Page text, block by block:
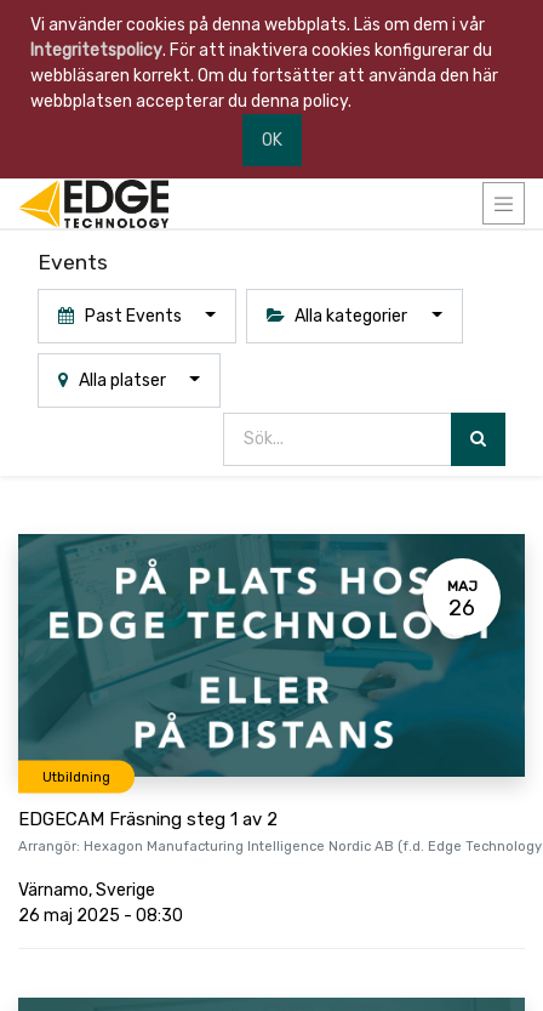
Vi använder cookies på denna webbplats. Läs om dem i vår
Integritetspolicy. För att inaktivera cookies konfigurerar du
webbläsaren korrekt. Om du fortsätter att använda den här
webbplatsen accepterar du denna policy.
OK
Events
Past Events Alla kategorier
Alla platser
MAJ
26
Utbildning
EDGECAM Fräsning steg 1 av 2
Arrangör: Hexagon Manufacturing Intelligence Nordic AB (f.d. Edge
Värnamo,Sverige
26 maj 2025 - 08:30